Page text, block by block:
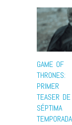
GAME OF
THRONES:
PRIMER
TEASER
SÉPTIMA
TEMPORADA